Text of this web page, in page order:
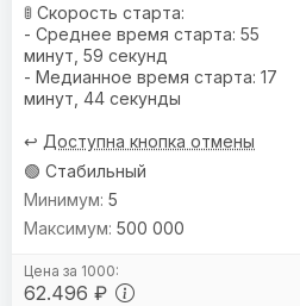
🚦 Скорость старта:
- Среднее время старта: 55
минут, 59 секунд
- Медианное время старта: 17
минут, 44 секунды
↩️ Доступна кнопка отмены
🟢 Стабильный
62.496 ₽
5
500 000